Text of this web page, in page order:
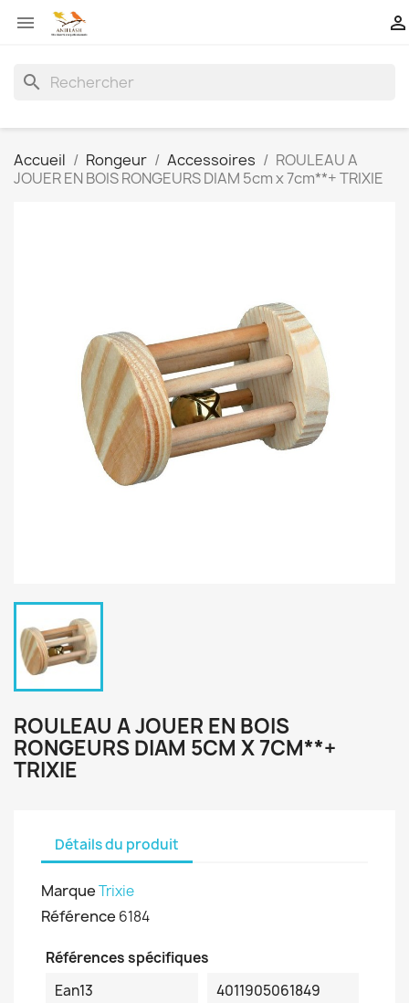
 
search
Accueil Rongeur Accessoires
ROULEAU A
JOUER EN BOIS RONGEURS DIAM 5cm x 7cm**+ TRIXIE
ROULEAU A JOUER EN BOIS
RONGEURS DIAM 5CM X 7CM**+
TRIXIE
Détails du produit
MarqueTrixie
Référence 6184
Références spécifiques
Ean13
4011905061849